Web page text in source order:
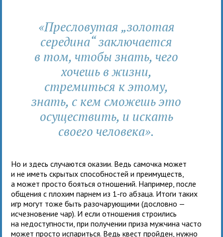
«Пресловутая „золотая
середина“ заключается
в том, чтобы знать, чего
хочешь в жизни,
стремиться к этому,
знать, с кем сможешь это
осуществить, и искать
своего человека».
Но и здесь случаются оказии. Ведь самочка может
и не иметь скрытых способностей и преимуществ,
а может просто бояться отношений. Например, после
общения с плохим парнем из 1-го абзаца. Итоги таких
игр могут тоже быть разочарующими (дословно —
исчезновение чар). И если отношения строились
на недоступности, при получении приза мужчина часто
может просто испариться. Ведь квест пройден, нужно